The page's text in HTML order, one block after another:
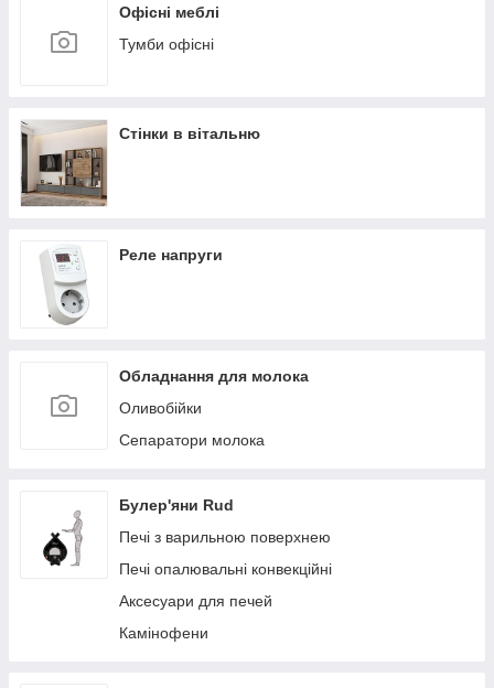
Офісні меблі
Тумби офісні
Стінки в вітальню
Реле напруги
Обладнання для молока
Оливобійки
Сепаратори молока
Булер'яни Rud
Печі з варильною поверхнею
Печі опалювальні конвекційні
Аксесуари для печей
Камінофени